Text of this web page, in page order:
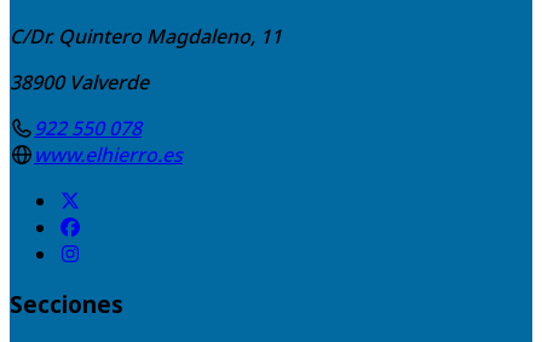
C/Dr. Quintero Magdaleno, 11
38900 Valverde
922 550 078
www.elhierro.es
Secciones